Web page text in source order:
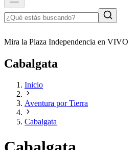
Mira la Plaza Independencia en VIVO
Cabalgata
Inicio
Aventura por Tierra
Cabalgata